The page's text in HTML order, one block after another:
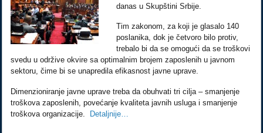
danas u Skupštini Srbije.
Tim zakonom, za koji je glasalo 140
poslanika, dok je četvoro bilo protiv,
trebalo bi da se omogući da se troškovi
svedu u održive okvire sa optimalnim brojem zaposlenih u javnom
sektoru, čime bi se unapredila efikasnost javne uprave.
Dimenzioniranje javne uprave treba da obuhvati tri cilja – smanjenje
troškova zaposlenih, povećanje kvaliteta javnih usluga i smanjenje
troškova organizacije.
Detaljnije…